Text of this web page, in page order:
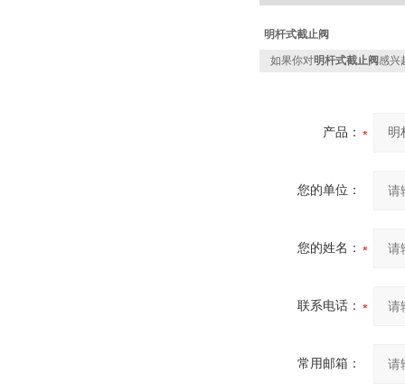
明杆式截止阀
如果你对明杆式截止阀感兴
产品：
您的单位：
您的姓名：
联系电话：
常用邮箱：